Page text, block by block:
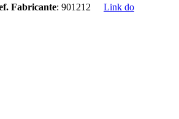
Fabricante: 901212
Link do